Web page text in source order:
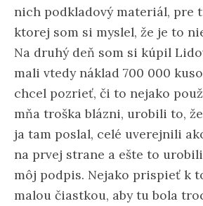
nich podkladový materiál, pre
ktorej som si myslel, že je to
Na druhý deň som si kúpil
mali vtedy náklad 700 000
chcel pozrieť, či to nejako
mňa troška blázni, urobili to,
ja tam poslal, celé uverejnili
na prvej strane a ešte to
môj podpis. Nejako prispieť k
malou čiastkou, aby tu bola